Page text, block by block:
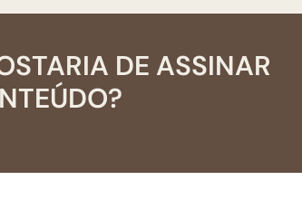
DE ASSINAR